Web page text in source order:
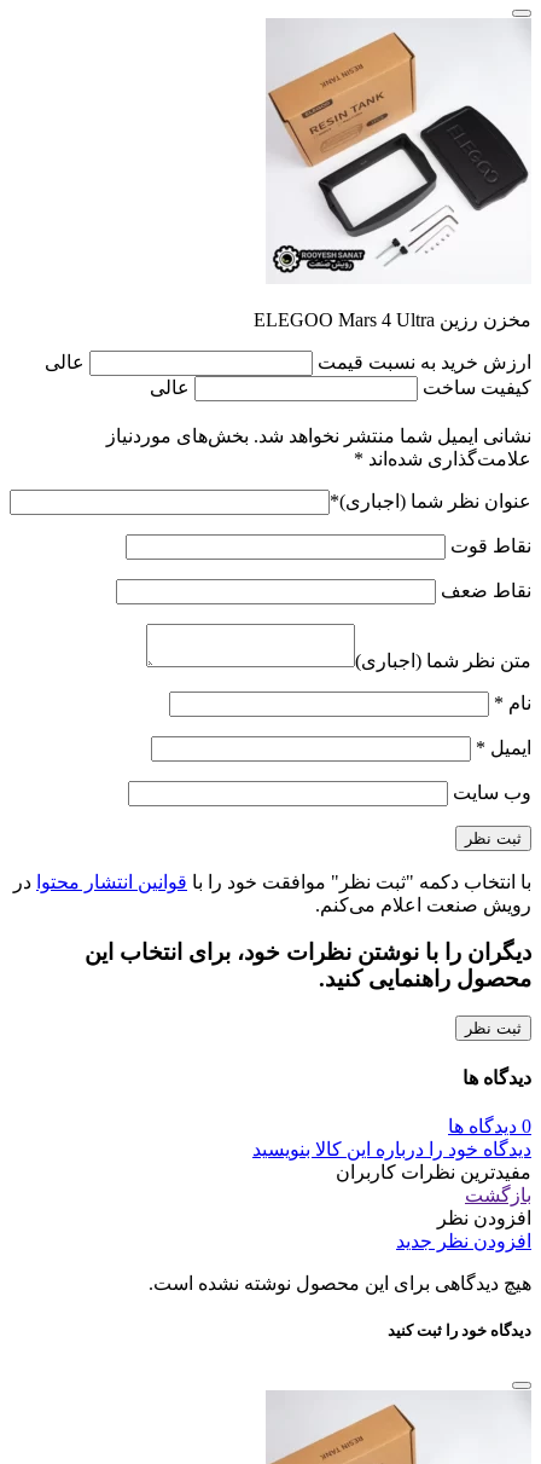
مخزن رزین ELEGOO Mars 4 Ultra
ارزش خرید به نسبت قیمت
عالی
کیفیت ساخت
عالی
نشانی ایمیل شما منتشر نخواهد شد. بخش‌های موردنیاز
علامت‌گذاری شده‌اند *
عنوان نظر شما (اجباری)*
نقاط قوت
نقاط ضعف
متن نظر شما (اجباری)
نام *
ایمیل *
وب‌ سایت
با انتخاب دکمه "ثبت نظر" موافقت خود را با قوانین انتشار محتوا در
رویش صنعت اعلام می‌کنم.
دیگران را با نوشتن نظرات خود، برای انتخاب این
محصول راهنمایی کنید.
ثبت نظر
دیدگاه ها
0 دیدگاه ها
دیدگاه خود را درباره این کالا بنویسید
مفیدترین نظرات کاربران
بازگشت
افزودن نظر
افزودن نظر جدید
هیچ دیدگاهی برای این محصول نوشته نشده است.
دیدگاه خود را ثبت کنید